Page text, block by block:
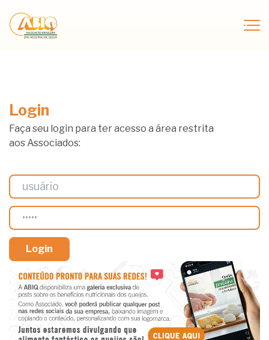
Login
Faça seu login para ter acesso a área restrita
aos Associados: